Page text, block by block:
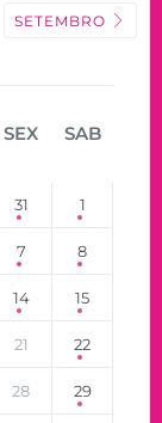
SETEMBRO
SEX SAB
31 1
7 8
14 15
21 22
28 29